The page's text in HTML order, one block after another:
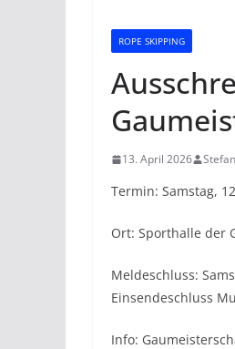
ROPE SKIPPING
13. April 2026
Termin: Samstag,
Ort: Sporthalle der
Meldeschluss:
Einsendeschluss
Info: